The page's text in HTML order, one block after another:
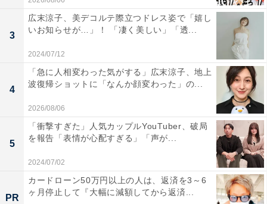
3
広末涼子、美デコルテ際立つドレス姿で「嬉し
いお知らせが…」！ 「凄く美しい」「透...
2024/07/12
4
「急に人相変わった気がする」広末涼子、地上
波復帰ショットに「なんか顔変わった」の...
2026/08/06
5
「衝撃すぎた」人気カップルYouTuber、破局
を報告「表情が心配すぎる」「声が...
2024/07/02
PR
カードローン50万円以上の人は、返済を3～6
ヶ月停止して『大幅に減額してから返済...